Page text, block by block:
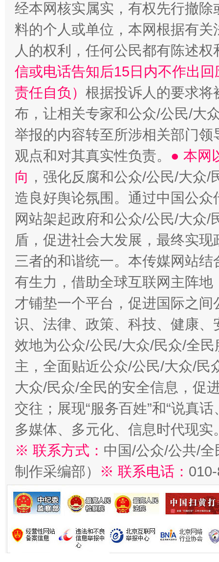
经本网核实属实，有权先行撤
料的个人或单位，本网根据有
人的权利，任何公民都有陈述
信或电话告知后15日内不作出
责任自负） 根据投诉人的要求将
布，让相关专家和公众/公民/大
举报的内容转至所涉相关部门
观点和对其真实性负责。 ● 本网
向 ，强化反腐和公众/公民/大众
造良好舆论氛围。通过中国公
网站架起政府和公众/公民/大众
盾，促进社会大发展，最终实
三者的和谐统一。本传媒网站
有生力，借助全球互联网主阵
才铺垫一个平台，促进国际之
识、法律、政策、科技、健康
效地为公众/公民/大众/民众/全
主，全面贴近公众/公民/大众/民
大众/民众/全民的安全信息，促
交往；展现“服务百姓”和“说真
多媒体、多元化、信息时代现实
※ 联系方式： 中国/公众/公共/
制作采编部）
※ 联系电话：